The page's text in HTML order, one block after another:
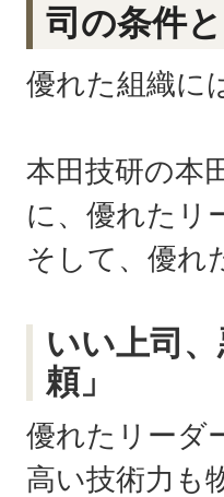
司の条件
優れた組織に
本田技研の本
に、優れたリ
そして、優れ
いい上司
頼」
優れたリーダ
高い技術力も